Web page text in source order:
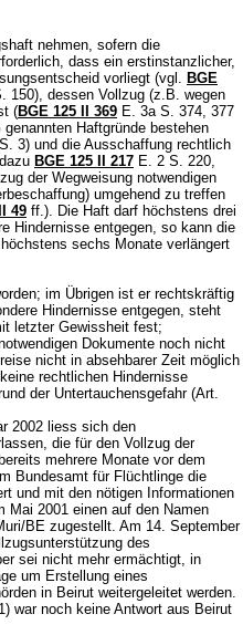
nehmen, sofern die
dass ein erstinstanzlicher,
vorliegt (vgl. BGE
150), dessen Vollzug (z.B. wegen
(BGE 125 II 369 E. 3a S. 374, 377
genannten Haftgründe bestehen
3) und die Ausschaffung rechtlich
BGE 125 II 217 E. 2 S. 220,
der Wegweisung notwendigen
umgehend zu treffen
49 ff.). Die Haft darf höchstens drei
Hindernisse entgegen, so kann die
sechs Monate verlängert
im Übrigen ist er rechtskräftig
Hindernisse entgegen, steht
letzter Gewissheit fest;
Dokumente noch nicht
nicht in absehbarer Zeit möglich
rechtlichen Hindernisse
der Untertauchensgefahr (Art.
2002 liess sich den
die für den Vollzug der
mehrere Monate vor dem
Bundesamt für Flüchtlinge die
und mit den nötigen Informationen
Mai 2001 einen auf den Namen
BE zugestellt. Am 14. September
des
sei nicht mehr ermächtigt, in
um Erstellung eines
in Beirut weitergeleitet werden.
war noch keine Antwort aus Beirut